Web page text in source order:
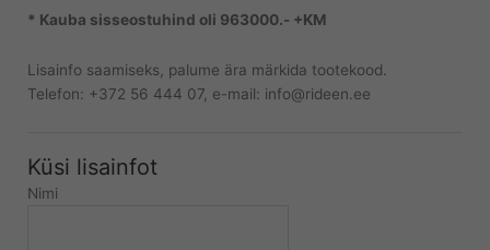
* Kauba sisseostuhind oli 963000.- +KM
Lisainfo saamiseks, palume ära märkida tootekood.
Telefon: +372 56 444 07, e-mail: info@rideen.ee
Küsi lisainfot
Nimi